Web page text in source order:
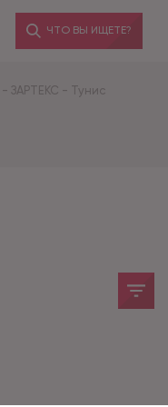
ЧТО ВЫ ИЩЕТЕ?
- ЗАРТЕКС - Тунис